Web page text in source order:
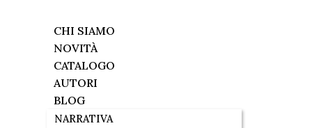
CHI SIAMO
NOVITÀ
CATALOGO
AUTORI
BLOG
NARRATIVA